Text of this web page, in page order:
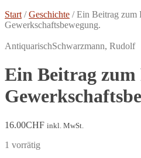
Start /Geschichte /Ein Beitrag zum
Gewerkschaftsbewegung.
AntiquarischSchwarzmann, Rudolf
Ein Beitrag zum
16.00CHF inkl. MwSt.
1 vorrätig